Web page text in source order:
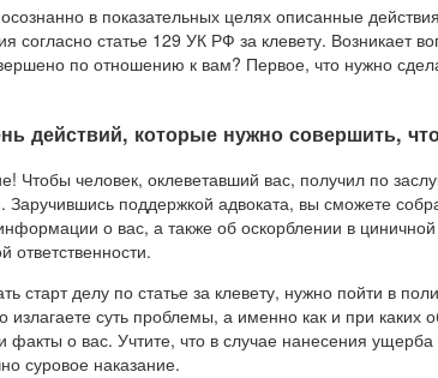
в показательных целях описанные
согласно статье 129 УК РФ за клевету. Возникает
по отношению к вам? Первое, что нужно
действий, которые нужно совершить,
Чтобы человек, оклеветавший вас, получил по
Заручившись поддержкой адвоката, вы сможете
о вас, а также об оскорблении в
ответственности.
старт делу по статье за клевету, нужно пойти в
излагаете суть проблемы, а именно как и при каких
факты о вас. Учтите, что в случае нанесения
суровое наказание.